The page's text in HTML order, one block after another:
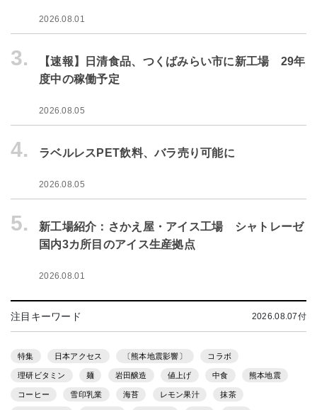
2026.08.01
3.
【速報】日清食品、つくばみらい市に新工場 29年
度中の稼働予定
2026.08.05
4. ラベルレスPET飲料、バラ売り可能に
2026.08.05
5.
新工場紹介：さかえ屋・アイス工場 シャトレーゼ
国内3カ所目のアイス生産拠点
2026.08.01
注目キーワード 2026.08.07付
特集 日本アクセス 〔熊本地震影響〕 コラボ
理研ビタミン 麺 岩田醸造 値上げ 中食 熊本地震
コーヒー 雪印乳業 海苔 レモン果汁 抹茶